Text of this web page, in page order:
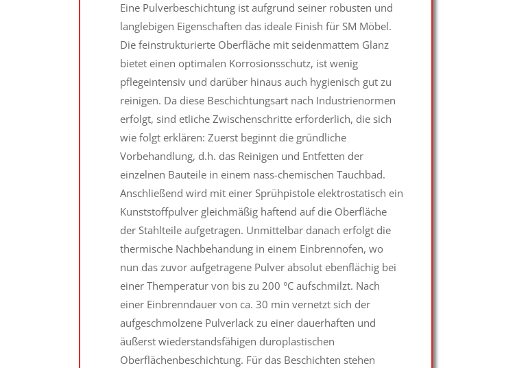
Eine Pulverbeschichtung ist aufgrund seiner robusten und
langlebigen Eigenschaften das ideale Finish für SM Möbel.
Die feinstrukturierte Oberfläche mit seidenmattem Glanz
bietet einen optimalen Korrosionsschutz, ist wenig
pflegeintensiv und darüber hinaus auch hygienisch gut zu
reinigen. Da diese Beschichtungsart nach Industrienormen
erfolgt, sind etliche Zwischenschritte erforderlich, die sich
wie folgt erklären: Zuerst beginnt die gründliche
Vorbehandlung, d.h. das Reinigen und Entfetten der
einzelnen Bauteile in einem nass-chemischen Tauchbad.
Anschließend wird mit einer Sprühpistole elektrostatisch ein
Kunststoffpulver gleichmäßig haftend auf die Oberfläche
der Stahlteile aufgetragen. Unmittelbar danach erfolgt die
thermische Nachbehandung in einem Einbrennofen, wo
nun das zuvor aufgetragene Pulver absolut ebenflächig bei
einer Themperatur von bis zu 200 °C aufschmilzt. Nach
einer Einbrenndauer von ca. 30 min vernetzt sich der
aufgeschmolzene Pulverlack zu einer dauerhaften und
äußerst wiederstandsfähigen duroplastischen
Oberflächenbeschichtung. Für das Beschichten stehen